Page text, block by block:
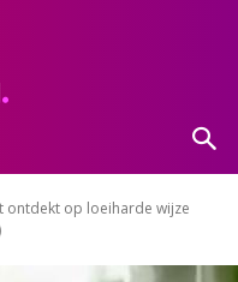
ontdekt op loeiharde wijze